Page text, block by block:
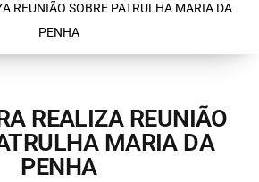
REUNIÃO SOBRE PATRULHA MARIA DA
PENHA
REALIZA REUNIÃO
MARIA DA
PENHA